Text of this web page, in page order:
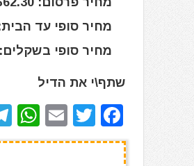
מחיר סופי עד הבית:
מחיר סופי בשקלים: 227₪
שתף\י את הדיל
F
a
T
w
E
m
h